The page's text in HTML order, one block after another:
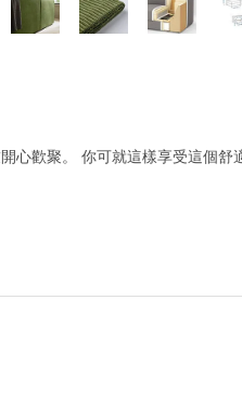
心歡聚。 你可就這樣享受這個舒